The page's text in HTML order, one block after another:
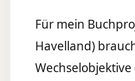
Für mein
Havelland)